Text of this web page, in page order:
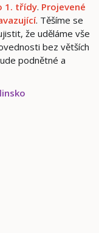
1. třídy. Projevené
. Těšíme se
že uděláme vše
bez větších
podnětné a